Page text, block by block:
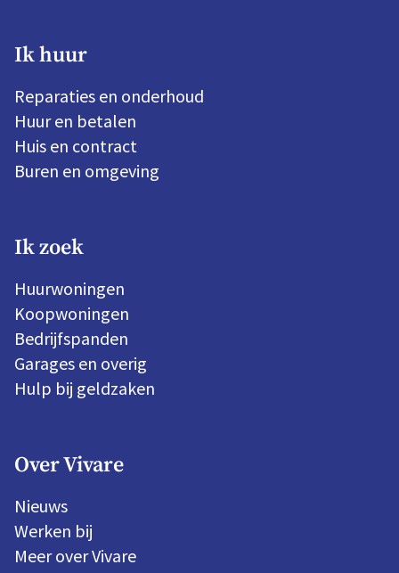
Ik huur
Reparaties en onderhoud
Huur en betalen
Huis en contract
Buren en omgeving
Ik zoek
Huurwoningen
Koopwoningen
Bedrijfspanden
Garages en overig
Hulp bij geldzaken
Over Vivare
Nieuws
Werken bij
Meer over Vivare